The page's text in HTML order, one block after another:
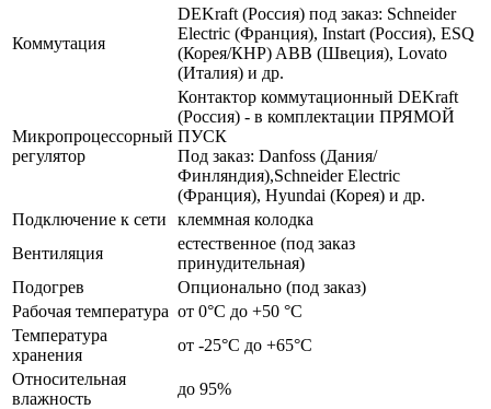
Коммутация
DEKraft (Россия) под заказ: Schneider
Electric (Франция), Instart (Россия), ESQ
(Корея/КНР) ABB (Швеция), Lovato
(Италия) и др.
Микропроцессорный
регулятор
Контактор коммутационный DEKraft
(Россия) - в комплектации ПРЯМОЙ
ПУСК
Под заказ: Danfoss (Дания/
Финляндия),Schneider Electric
(Франция), Hyundai (Корея) и др.
Подключение к сети
клеммная колодка
Вентиляция
естественное (под заказ
принудительная)
Подогрев
Опционально (под заказ)
Рабочая температура от 0°C до +50 °C
Температура
хранения
от -25°C до +65°C
Относительная
влажность
до 95%